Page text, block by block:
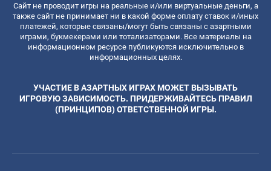
Сайт не проводит игры на реальные и/или виртуальные деньги, а
также сайт не принимает ни в какой форме оплату ставок и/иных
платежей, которые связаны/могут быть связаны с азартными
играми, букмекерами или тотализаторами. Все материалы на
информационном ресурсе публикуются исключительно в
информационных целях.
УЧАСТИЕ В АЗАРТНЫХ ИГРАХ МОЖЕТ ВЫЗЫВАТЬ
ИГРОВУЮ ЗАВИСИМОСТЬ. ПРИДЕРЖИВАЙТЕСЬ ПРАВИЛ
(ПРИНЦИПОВ) ОТВЕТСТВЕННОЙ ИГРЫ.